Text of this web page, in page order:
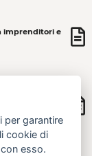
imprenditori e
- ad
per garantire
cookie di
esso.